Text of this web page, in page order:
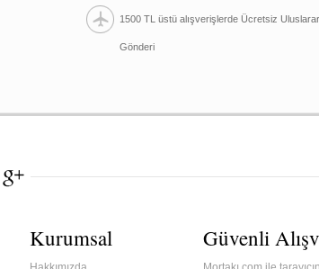
1500 TL üstü alışverişlerde Ücretsiz
Gönderi
Kurumsal Güvenli